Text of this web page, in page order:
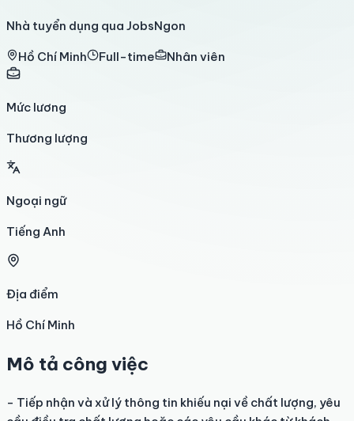
Nhà tuyển dụng qua JobsNgon
Hồ Chí Minh Full-time Nhân viên
Mức lương
Thương lượng
Ngoại ngữ
Tiếng Anh
Địa điểm
Hồ Chí Minh
Mô tả công việc
- Tiếp nhận và xử lý thông tin khiếu nại về chất lượng, yêu